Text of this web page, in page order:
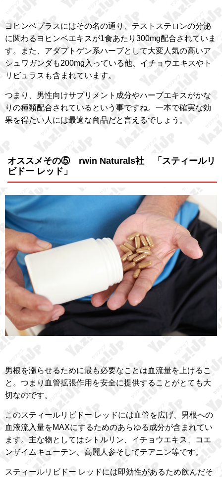
ヨヒンベプラスにはその名の通り、テストステロンの分泌
に関わるヨヒンベエキスが1食あたり300mg配合されていま
す。また、アダプトゲン系ハーブとして大変人気の高いア
シュワガンダも200mg入っている他、イチョウエキスやト
リビュラスも含まれています。
つまり、男性向けサプリメント成分やハーブエキスがかな
りの種類配合されているという事ですね。一本で確実な効
果を得たい人には最適な商品だと言えるでしょう。
オススメその⑤ rwin Naturals社 「スティールリ
ビドー レッド」
男根を漲らせるために最も必要なことは血流量を上げるこ
と。つまり血管拡張作用を安全に提供することがとても大
切なのです。
このスティールリビドー レッドには血管を広げ、男根への
血液流入量をMAXにするためのあらゆる成分が含まれてい
ます。主な物としてはシトルリン、イチョウエキス、コエ
ンザイムキューテン、高麗人参そしてテアニン等です。
スティールリビドー レッドには即効性があるため飲んだそ